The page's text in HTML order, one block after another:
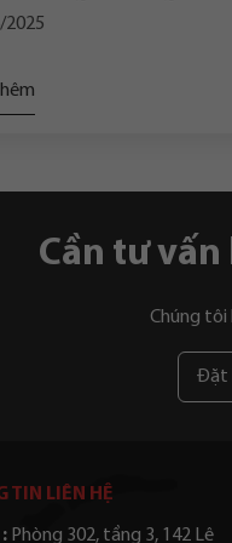
mọi trường hợp?
2025
Cần tư
Chúng tôi
Đặt
TIN LIÊN HỆ
Phòng 302, tầng 3, 142 Lê